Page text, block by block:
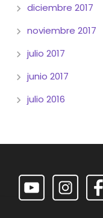
diciembre 2017
noviembre 2017
julio 2017
junio 2017
julio 2016